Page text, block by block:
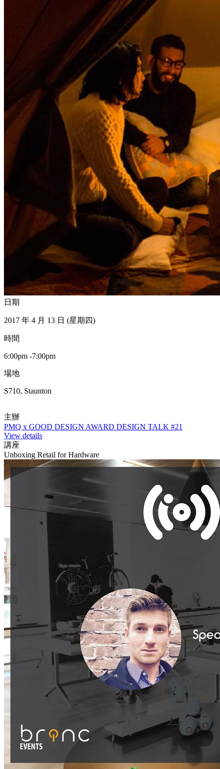
日期
2017 年 4 月 13 日 (星期四)
時間
6:00pm -7:00pm
場地
S710, Staunton
主辦
PMQ x GOOD DESIGN AWARD DESIGN TALK #21
View details
講座
Unboxing Retail for Hardware